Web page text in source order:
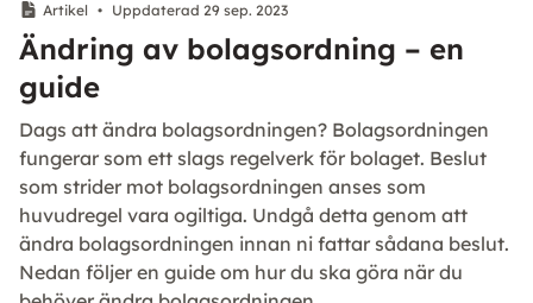
Artikel • Uppdaterad 29 sep. 2023
Ändring av bolagsordning – en
guide
Dags att ändra bolagsordningen? Bolagsordningen
fungerar som ett slags regelverk för bolaget. Beslut
som strider mot bolagsordningen anses som
huvudregel vara ogiltiga. Undgå detta genom att
ändra bolagsordningen innan ni fattar sådana beslut.
Nedan följer en guide om hur du ska göra när du